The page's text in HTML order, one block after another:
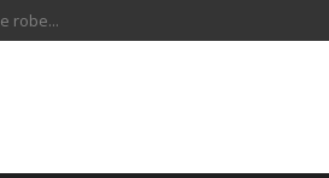
robe...